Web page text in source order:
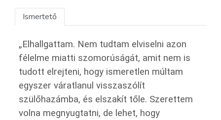
Ismertető
„Elhallgattam. Nem tudtam elviselni azon
félelme miatti szomorúságát, amit nem is
tudott elrejteni, hogy ismeretlen múltam
egyszer váratlanul visszaszólít
szülőhazámba, és elszakít tőle. Szerettem
volna megnyugtatni, de lehet, hogy